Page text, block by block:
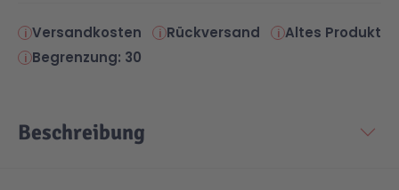
Versandkosten Rückversand
Altes Produkt
Begrenzung: 30
Beschreibung